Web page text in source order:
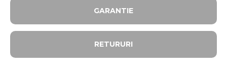
GARANTIE
RETURURI